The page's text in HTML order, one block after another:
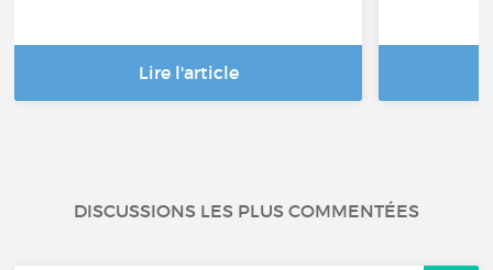
Lire l'article
DISCUSSIONS LES PLUS COMMENTÉES